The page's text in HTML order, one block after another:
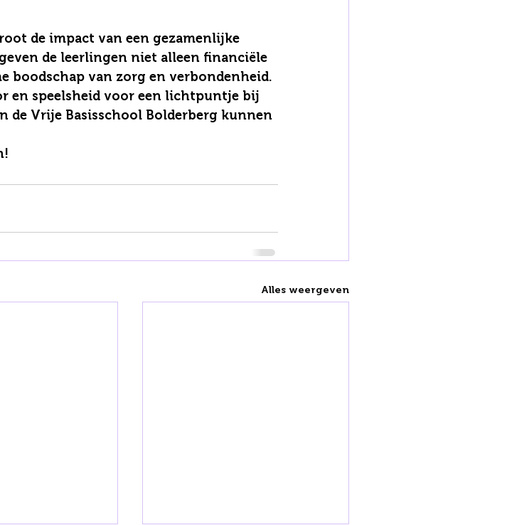
de impact van een gezamenlijke
de leerlingen niet alleen financiële
boodschap van zorg en verbondenheid.
en speelsheid voor een lichtpuntje bij
de Vrije Basisschool Bolderberg kunnen
Alles weergeven